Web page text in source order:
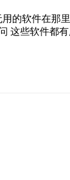
的软件在
这些软件